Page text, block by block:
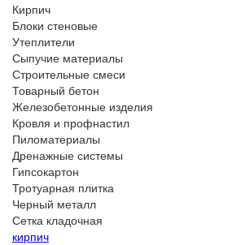
Кирпич
Блоки стеновые
Утеплители
Сыпучие материалы
Строительные смеси
Товарный бетон
Железобетонные изделия
Кровля и профнастил
Пиломатериалы
Дренажные системы
Гипсокартон
Тротуарная плитка
Черный металл
Сетка кладочная
кирпич